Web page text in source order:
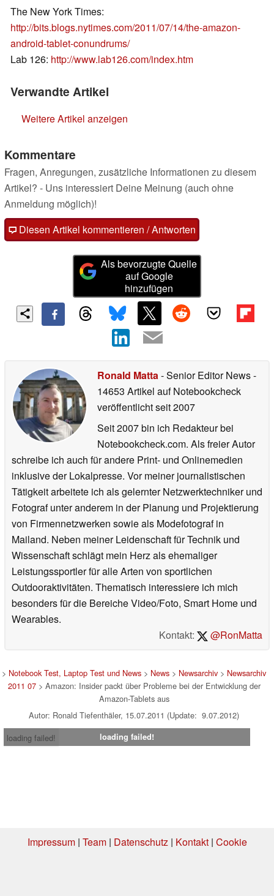
The New York Times:
http://bits.blogs.nytimes.com/2011/07/14/the-amazon-
android-tablet-conundrums/
Lab 126: http://www.lab126.com/index.htm
Verwandte Artikel
Weitere Artikel anzeigen
Kommentare
Fragen, Anregungen, zusätzliche Informationen zu diesem
Artikel? - Uns interessiert Deine Meinung (auch ohne
Anmeldung möglich)!
Diesen Artikel kommentieren / Antworten
Als bevorzugte Quelle
auf Google
hinzufügen
Ronald Matta- Senior Editor News-
14653 Artikel auf Notebookcheck
veröffentlichtseit 2007
Seit 2007 bin ich Redakteur bei
Notebookcheck.com. Als freier Autor
schreibe ich auch für andere Print- und Onlinemedien
inklusive der Lokalpresse. Vor meiner journalistischen
Tätigkeit arbeitete ich als gelernter Netzwerktechniker und
Fotograf unter anderem in der Planung und Projektierung
von Firmennetzwerken sowie als Modefotograf in
Mailand. Neben meiner Leidenschaft für Technik und
Wissenschaft schlägt mein Herz als ehemaliger
Leistungssportler für alle Arten von sportlichen
Outdooraktivitäten. Thematisch interessiere ich mich
besonders für die Bereiche Video/Foto, Smart Home und
Wearables.
Kontakt:
@RonMatta
> Notebook Test, Laptop Test und News > News > Newsarchiv > Newsarchiv
2011 07> Amazon: Insider packt über Probleme bei der Entwicklung der
Amazon-Tablets aus
Autor: Ronald Tiefenthäler, 15.07.2011 (Update: 9.07.2012)
loading failed!
loading failed!
Impressum| Team| Datenschutz| Kontakt| Cookie